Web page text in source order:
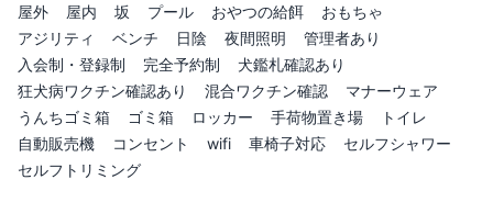
屋外 屋内 坂 プール おやつの給餌
おもちゃ
アジリティ
ベンチ 日陰 夜間照明
管理者あり
入会制・登録制
完全予約制
犬鑑札確認あり
狂犬病ワクチン確認あり
混合ワクチン確認
マナーウェア
うんちゴミ箱
ゴミ箱 ロッカー 手荷物置き場
トイレ
自動販売機
コンセント wifi 車椅子対応
セルフシャワー
セルフトリミング